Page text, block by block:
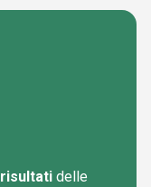
risultati delle